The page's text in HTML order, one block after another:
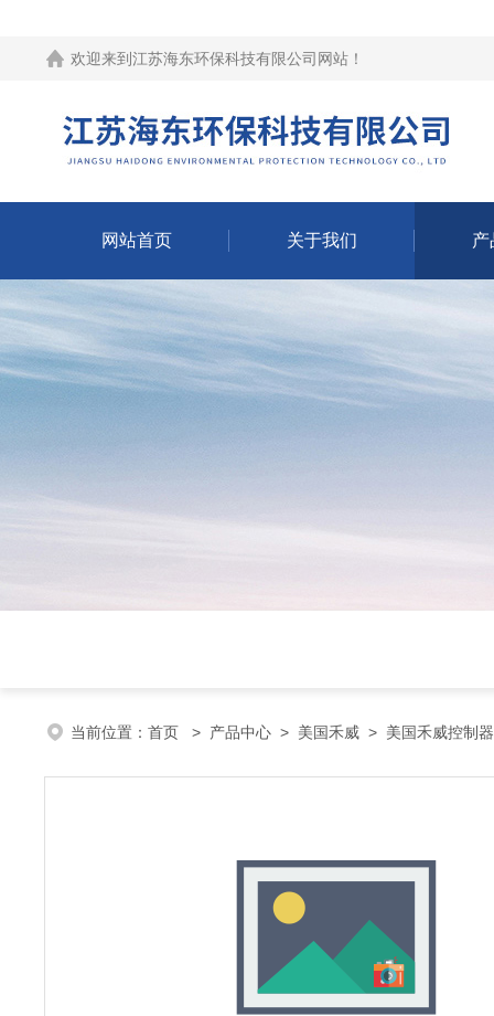
欢迎来到江苏海东环保科技有限公司网站！
网站首页 关于我们 产
当前位置： 首页 > 产品中心 > 美国禾威 > 美国禾威控制